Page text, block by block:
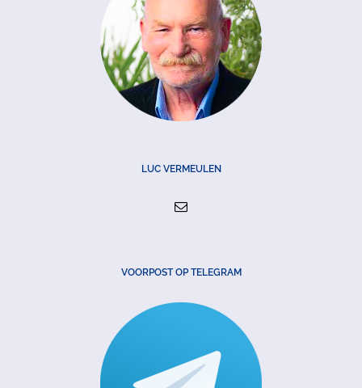
LUC VERMEULEN
VOORPOST OP TELEGRAM